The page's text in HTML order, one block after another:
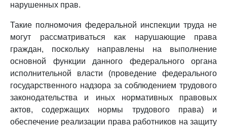
нарушенных прав.
Такие полномочия федеральной инспекции труда не
могут рассматриваться как нарушающие права
граждан, поскольку направлены на выполнение
основной функции данного федерального органа
исполнительной власти (проведение федерального
государственного надзора за соблюдением трудового
законодательства и иных нормативных правовых
актов, содержащих нормы трудового права) и
обеспечение реализации права работников на защиту